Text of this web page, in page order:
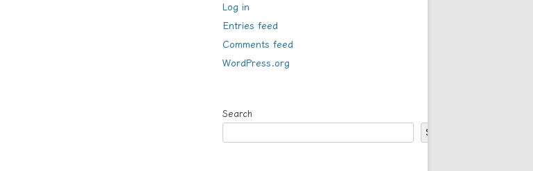
Log in
Entries feed
Comments feed
WordPress.org
Search
Search